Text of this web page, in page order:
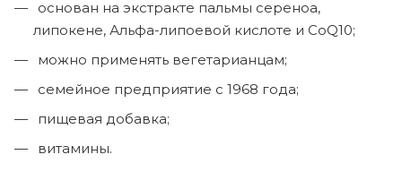
основан на экстракте пальмы сереноа,
липокене, Альфа-липоевой кислоте и CoQ10;
можно применять вегетарианцам;
cемейное предприятие с 1968 года;
пищевая добавка;
витамины.